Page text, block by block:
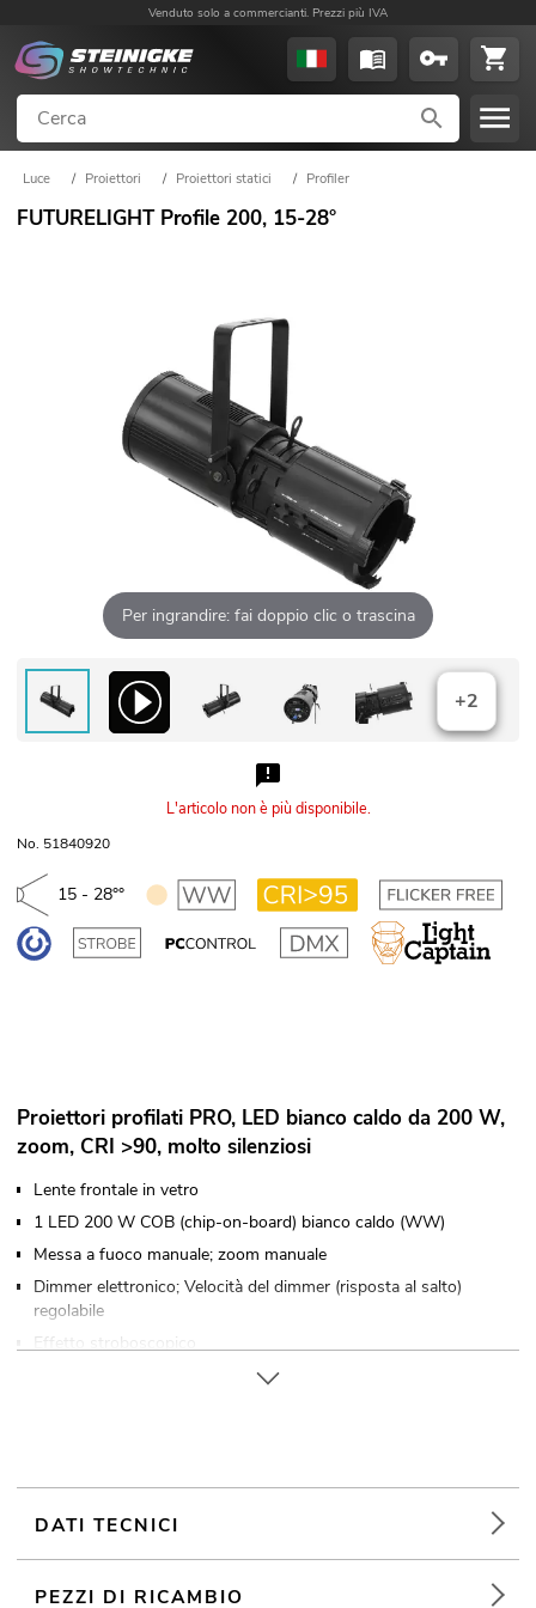
Venduto solo a commercianti. Prezzi più IVA
Luce / Proiettori / Proiettori statici / Profiler
FUTURELIGHT Profile 200, 15-28°
Per ingrandire: fai doppio clic o trascina
+2
L'articolo non è più disponibile.
No. 51840920
15 - 28°°
Proiettori profilati PRO, LED bianco caldo da 200 W,
zoom, CRI >90, molto silenziosi
Lente frontale in vetro
1 LED 200 W COB (chip-on-board) bianco caldo (WW)
Messa a fuoco manuale; zoom manuale
Dimmer elettronico; Velocità del dimmer (risposta al salto)
regolabile
Effetto stroboscopico
Può funzionare in modalità 2; 1 CH DMX
Indice di resa cromatica molto elevato (CRI)
Ingresso e uscita di rete per una facile interconnessione di fino
DATI TECNICI
PEZZI DI RICAMBIO